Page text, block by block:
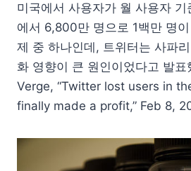
미국에서 사용자가 월 사용자
에서 6,800만 명으로 1백만 명
제 중 하나인데, 트위터는 사파
화 영향이 큰 원인이었다고 발
Verge, “Twitter lost users in
finally made a profit,” Feb 8,